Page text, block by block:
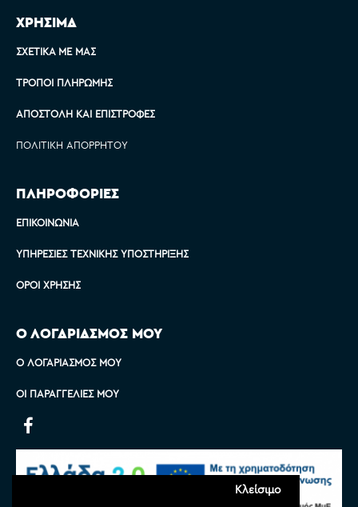
Κλείσιμο
ΧΡΗΣΙΜΑ
ΣΧΕΤΙΚΆ ΜΕ ΜΑΣ
ΤΡΌΠΟΙ ΠΛΗΡΩΜΉΣ
ΑΠΟΣΤΟΛΉ ΚΑΙ ΕΠΙΣΤΡΟΦΈΣ
ΠΟΛΙΤΙΚΉ ΑΠΟΡΡΉΤΟΥ
ΠΛΗΡΟΦΟΡΙΕΣ
ΕΠΙΚΟΙΝΩΝΊΑ
ΥΠΗΡΕΣΊΕΣ ΤΕΧΝΙΚΉΣ ΥΠΟΣΤΉΡΙΞΗΣ
ΌΡΟΙ ΧΡΉΣΗΣ
Ο ΛΟΓΑΡΙΑΣΜΟΣ ΜΟΥ
Ο ΛΟΓΑΡΙΑΣΜΌΣ ΜΟΥ
ΟΙ ΠΑΡΑΓΓΕΛΊΕΣ ΜΟΥ